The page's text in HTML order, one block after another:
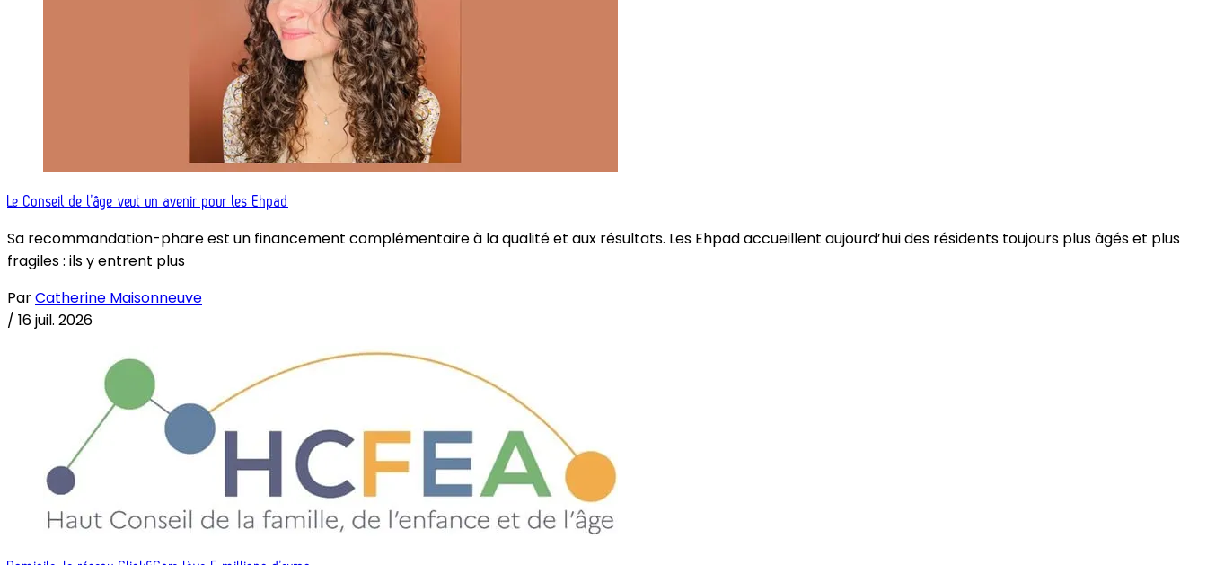
Le Conseil de l’âge veut un avenir pour les Ehpad
Sa recommandation-phare est un financement complémentaire à la qualité et aux résultats. Les Ehpad accueillent aujourd’hui des résidents toujours plus âgés et plus
fragiles : ils y entrent plus
ParCatherine Maisonneuve
/ 16 juil. 2026